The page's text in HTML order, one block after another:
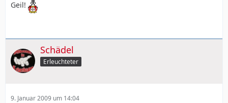
Geil!
Schädel
Erleuchteter
9. Januar 2009 um 14:04